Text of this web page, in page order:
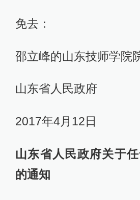
免去：
邵立峰的山东技师学院
山东省人民政府
2017年4月12日
山东省人民政府关于
的通知